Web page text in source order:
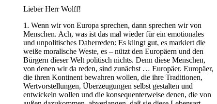
Lieber Herr Wolff!
1. Wenn wir von Europa sprechen, dann sprechen wir von
Menschen. Ach, was ist das mal wieder für ein emotionales
und unpolitisches Daherreden: Es klingt gut, es markiert die
weiße moralische Weste, es – nützt den Europäern und den
Bürgern dieser Welt politisch nichts. Denn diese Menschen,
von denen wir da reden, sind zunächst … Europäer. Europäer,
die ihren Kontinent bewahren wollen, die ihre Traditionen,
Wertvorstellungen, Überzeugungen selbst gestalten und
entwickeln wollen und die konsequenterweise denen, die von